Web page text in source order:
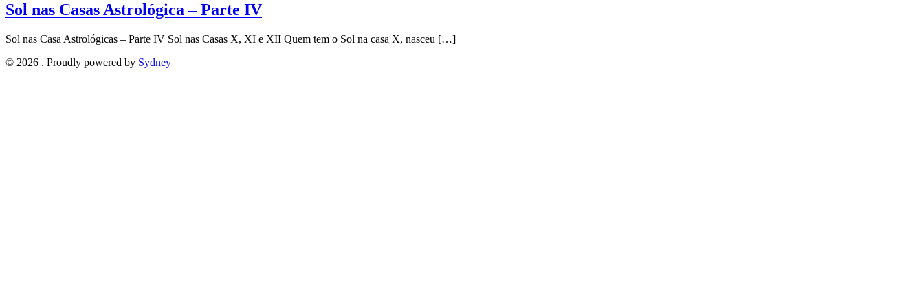
Sol nas Casas Astrológica – Parte IV
Sol nas Casa Astrológicas – Parte IV Sol nas Casas X, XI e XII Quem tem o Sol na casa X, nasceu […]
© 2026 . Proudly powered by Sydney